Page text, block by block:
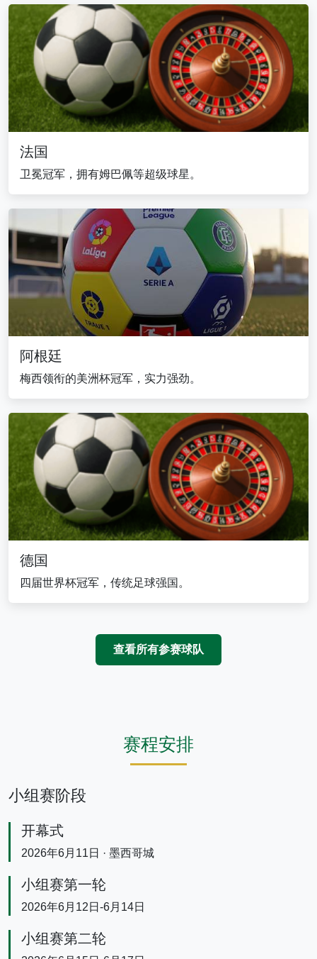
法国
卫冕冠军，拥有姆巴佩等超级球星。
阿根廷
梅西领衔的美洲杯冠军，实力强劲。
德国
四届世界杯冠军，传统足球强国。
查看所有参赛球队
赛程安排
小组赛阶段
开幕式
2026年6月11日 · 墨西哥城
小组赛第一轮
2026年6月12日-6月14日
小组赛第二轮